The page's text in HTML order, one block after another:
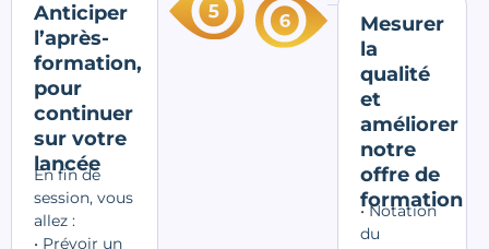
Anticiper
l’après-
formation,
pour
continuer
sur votre
lancée
En fin de
session, vous
allez :
• Prévoir un
Mesurer
la
qualité
et
améliorer
notre
offre de
formation
• Notation
du